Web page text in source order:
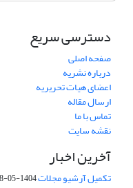
دسترسی سریع
صفحه اصلی
درباره نشریه
اعضای هیات تحریریه
ارسال مقاله
تماس با ما
نقشه سایت
آخرین اخبار
تکمیل آرشیو مجلات1404-05-08